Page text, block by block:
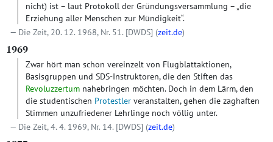
nicht) ist – laut Protokoll der Gründungsversammlung – „die
Erziehung aller Menschen zur Mündigkeit“.
Die Zeit, 20. 12. 1968, Nr. 51. [DWDS] (zeit.de)
1969
Zwar hört man schon vereinzelt von Flugblattaktionen,
Basisgruppen und SDS-Instruktoren, die den Stiften das
Revoluzzertum nahebringen möchten. Doch in dem Lärm, den
die studentischen Protestler veranstalten, gehen die zaghaften
Stimmen unzufriedener Lehrlinge noch völlig unter.
Die Zeit, 4. 4. 1969, Nr. 14. [DWDS] (zeit.de)